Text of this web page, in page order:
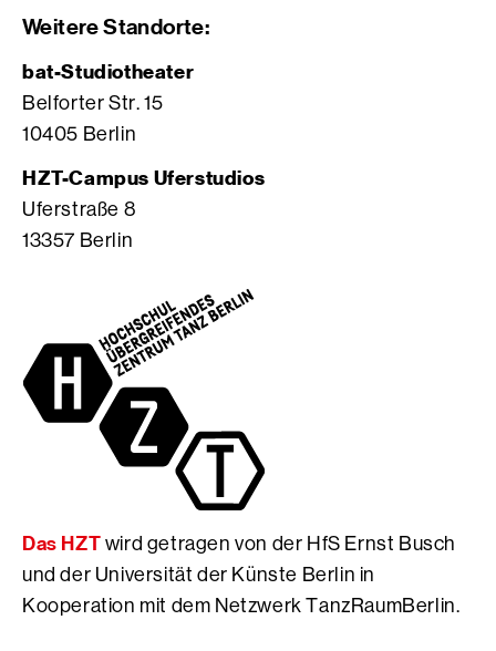
r
I
n
t
a
g
r
a
m
t
e
E
r
n
V
i
m
e
o
S
e
i
t
r
H
S
t
B
u
F
a
e
b
o
k
S
e
d
e
r
H
r
n
s
Weitere Standorte:
bat-Studiotheater
Belforter Str. 15
10405 Berlin
HZT-Campus Uferstudios
Uferstraße 8
13357 Berlin
Das HZT wird getragen von der HfS Ernst Busch
und der Universität der Künste Berlin in
Kooperation mit dem Netzwerk TanzRaumBerlin.